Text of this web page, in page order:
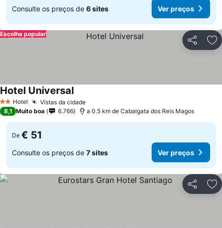
Consulte os preços de 6 sites Ver preços
Partilhar
Escolha popular
2 Estrelas
Hotel Vistas da cidade
Hotel Universal
8,1 Muito boa 6.766 a 0.5 km de Cabalgata dos Reis Magos
De € 51
Consulte os preços de 7 sites Ver preços
Partilhar